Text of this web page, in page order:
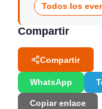
Todos los
Compartir
Compartir
WhatsApp
Copiar enlace